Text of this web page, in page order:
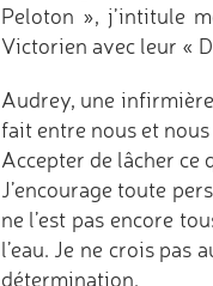
Peloton », j’intitule
Victorien avec leur «
Audrey, une
fait entre nous et
Accepter de lâcher ce
J’encourage toute
ne l’est pas encore
l’eau. Je ne crois pas
détermination.